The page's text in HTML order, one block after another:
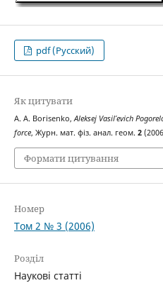
pdf (Русский)
Як цитувати
A. A. Borisenko,Aleksej Vasil’‎evich
forсe, Журн. мат. фіз. анал. геом. 2
Формати цитування
Номер
Том 2 № 3 (2006)
Розділ
Наукові статті